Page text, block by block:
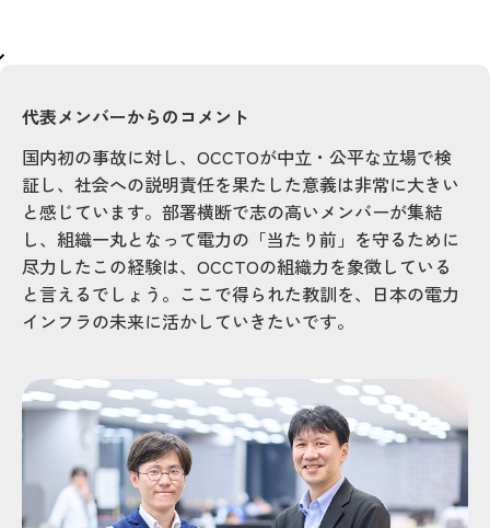
代表メンバーからのコメント
国内初の事故に対し、OCCTOが中立・公平な立場で検
証し、社会への説明責任を果たした意義は非常に大きい
と感じています。部署横断で志の高いメンバーが集結
し、組織一丸となって電力の「当たり前」を守るために
尽力したこの経験は、OCCTOの組織力を象徴している
と言えるでしょう。ここで得られた教訓を、日本の電力
インフラの未来に活かしていきたいです。